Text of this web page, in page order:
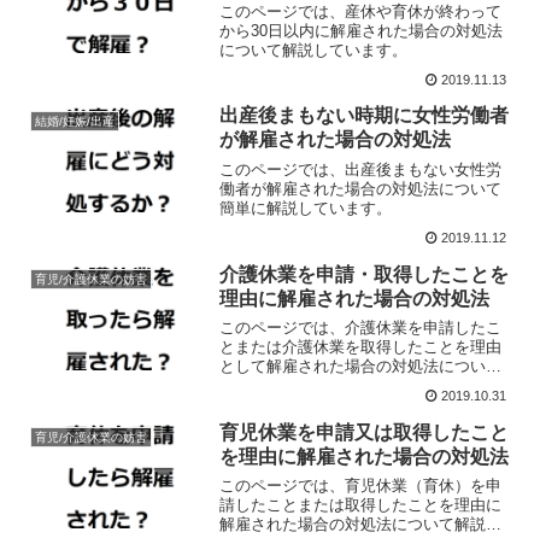
このページでは、産休や育休が終わって
から30日以内に解雇された場合の対処法
について解説しています。
2019.11.13
結婚/妊娠/出産
出産後まもない時期に女性労働者
が解雇された場合の対処法
このページでは、出産後まもない女性労
働者が解雇された場合の対処法について
簡単に解説しています。
2019.11.12
育児/介護休業の妨害
介護休業を申請・取得したことを
理由に解雇された場合の対処法
このページでは、介護休業を申請したこ
とまたは介護休業を取得したことを理由
として解雇された場合の対処法について
2019.10.31
育児/介護休業の妨害
育児休業を申請又は取得したこと
を理由に解雇された場合の対処法
このページでは、育児休業（育休）を申
請したことまたは取得したことを理由に
解雇された場合の対処法について解説し